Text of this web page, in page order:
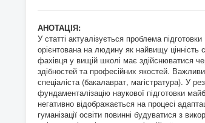
АНОТАЦІЯ:
У статті актуалізується проблема
орієнтована на людину як найвищу цінність
фахівця у вищій школі має здійснюватися
здібностей та професійних якостей.
спеціаліста (бакалаврат, магістратура). У
фундаменталізацію наукової підготовки
негативно відображається на процесі
гуманізації освіти повинні будуватися з